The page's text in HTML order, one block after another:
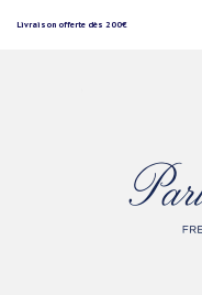
Livraison offerte dès 200€